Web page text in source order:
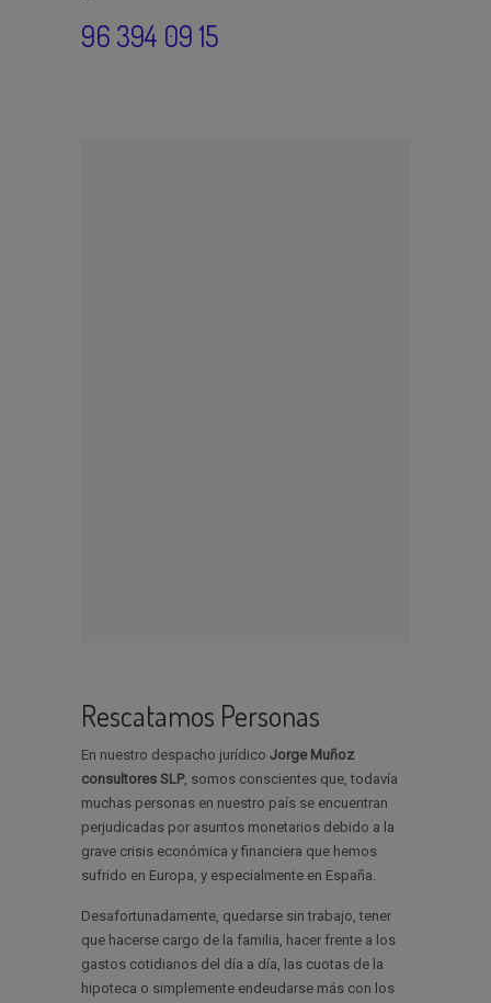
96 394 09 15
Rescatamos Personas
En nuestro despacho jurídico Jorge Muñoz
consultores SLP, somos conscientes que, todavía
muchas personas en nuestro país se encuentran
perjudicadas por asuntos monetarios debido a la
grave crisis económica y financiera que hemos
sufrido en Europa, y especialmente en España.
Desafortunadamente, quedarse sin trabajo, tener
que hacerse cargo de la familia, hacer frente a los
gastos cotidianos del día a día, las cuotas de la
hipoteca o simplemente endeudarse más con los